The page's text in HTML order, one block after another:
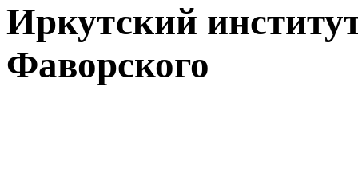
Иркутский
Фаворского